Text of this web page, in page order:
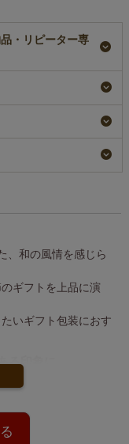
・リピーター専
和
【名入れ／リピーター
専用】和柄手提げ巾着
リピーター専用名入れ
¥11,880税込
、和の風情を感じら
ギフトを上品に演
いギフト包装におす
る印象に
、見た目にも高級感
よりも華やかで洗練